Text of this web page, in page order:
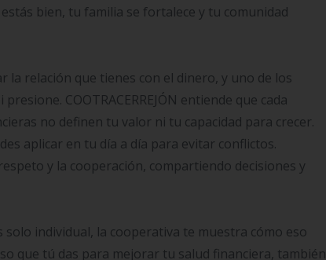
bien, tu familia se fortalece y tu comunidad
la relación que tienes con el dinero, y uno de los
COOTRACERREJÓN entiende que cada
no definen tu valor ni tu capacidad para crecer.
aplicar en tu día a día para evitar conflictos.
y la cooperación, compartiendo decisiones y
individual, la cooperativa te muestra cómo eso
que tú das para mejorar tu salud financiera, también